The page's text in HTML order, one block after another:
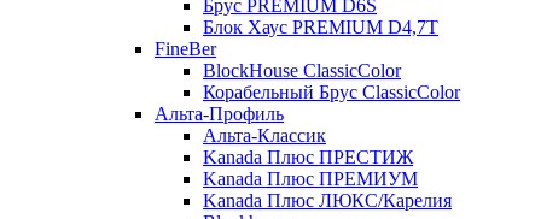
Брус PREMIUM D6S
Блок Хаус PREMIUM D4,7T
FineBer
BlockHouse ClassicColor
Корабельный Брус ClassicColor
Альта-Профиль
Альта-Классик
Kanada Плюс ПРЕСТИЖ
Kanada Плюс ПРЕМИУМ
Kanada Плюс ЛЮКС/Карелия